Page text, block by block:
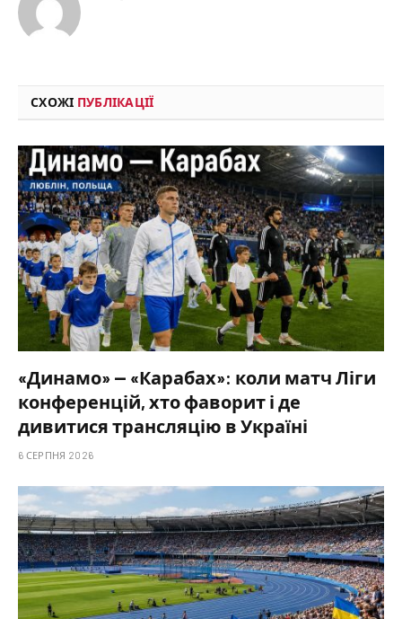
СХОЖІ ПУБЛІКАЦІЇ
«Динамо» — «Карабах»: коли матч Ліги
конференцій, хто фаворит і де
дивитися трансляцію в Україні
6 СЕРПНЯ 2026